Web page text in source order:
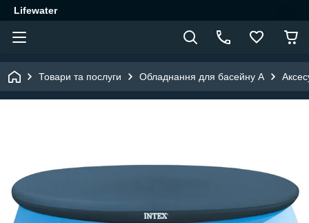
Lifewater
Товари та послуги Обладнання для басейну A